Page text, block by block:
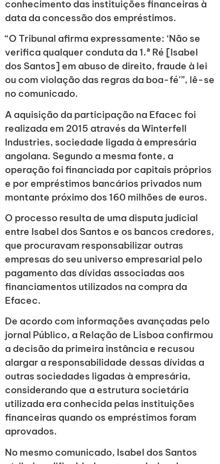
conhecimento das instituições financeiras à
data da concessão dos empréstimos.
“O Tribunal afirma expressamente: ‘Não se
verifica qualquer conduta da 1.ª Ré [Isabel
dos Santos] em abuso de direito, fraude à lei
ou com violação das regras da boa-fé'”, lê-se
no comunicado.
A aquisição da participação na Efacec foi
realizada em 2015 através da Winterfell
Industries, sociedade ligada à empresária
angolana. Segundo a mesma fonte, a
operação foi financiada por capitais próprios
e por empréstimos bancários privados num
montante próximo dos 160 milhões de euros.
O processo resulta de uma disputa judicial
entre Isabel dos Santos e os bancos credores,
que procuravam responsabilizar outras
empresas do seu universo empresarial pelo
pagamento das dívidas associadas aos
financiamentos utilizados na compra da
Efacec.
De acordo com informações avançadas pelo
jornal Público, a Relação de Lisboa confirmou
a decisão da primeira instância e recusou
alargar a responsabilidade dessas dívidas a
outras sociedades ligadas à empresária,
considerando que a estrutura societária
utilizada era conhecida pelas instituições
financeiras quando os empréstimos foram
aprovados.
No mesmo comunicado, Isabel dos Santos